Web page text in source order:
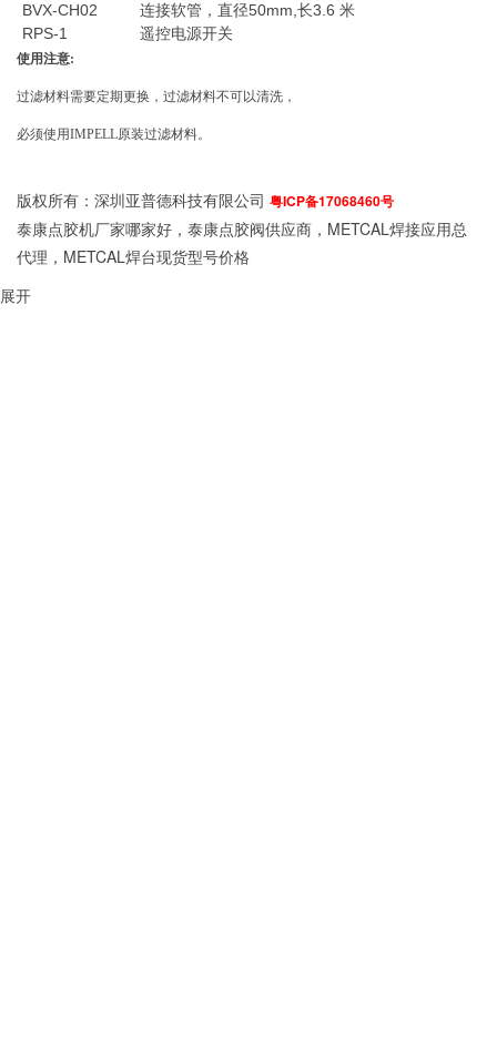
BVX-CH02
连接软管，直径50mm,长3.6 米
RPS-1
遥控电源开关
使用注意:
过滤材料需要定期更换，过滤材料不可以清洗，
必须使用IMPELL原装过滤材料。
版权所有：深圳亚普德科技有限公司 粤ICP备17068460号
泰康点胶机厂家哪家好，泰康点胶阀供应商，METCAL焊接应用总
代理，METCAL焊台现货型号价格
展开